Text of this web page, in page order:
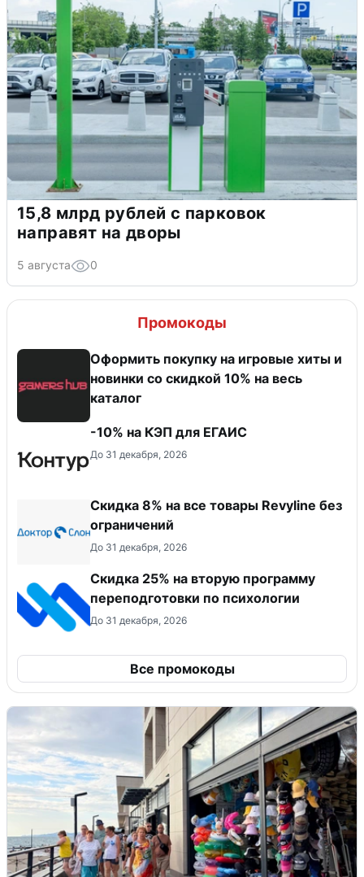
15,8 млрд рублей с парковок
направят на дворы
5 августа 0
Промокоды
Оформить покупку на игровые хиты и
новинки со скидкой 10% на весь
каталог
-10% на КЭП для ЕГАИС
До 31 декабря, 2026
​Скидка 8% на все товары Revyline без
ограничений
До 31 декабря, 2026
Скидка 25% на вторую программу
переподготовки по психологии
До 31 декабря, 2026
Все промокоды